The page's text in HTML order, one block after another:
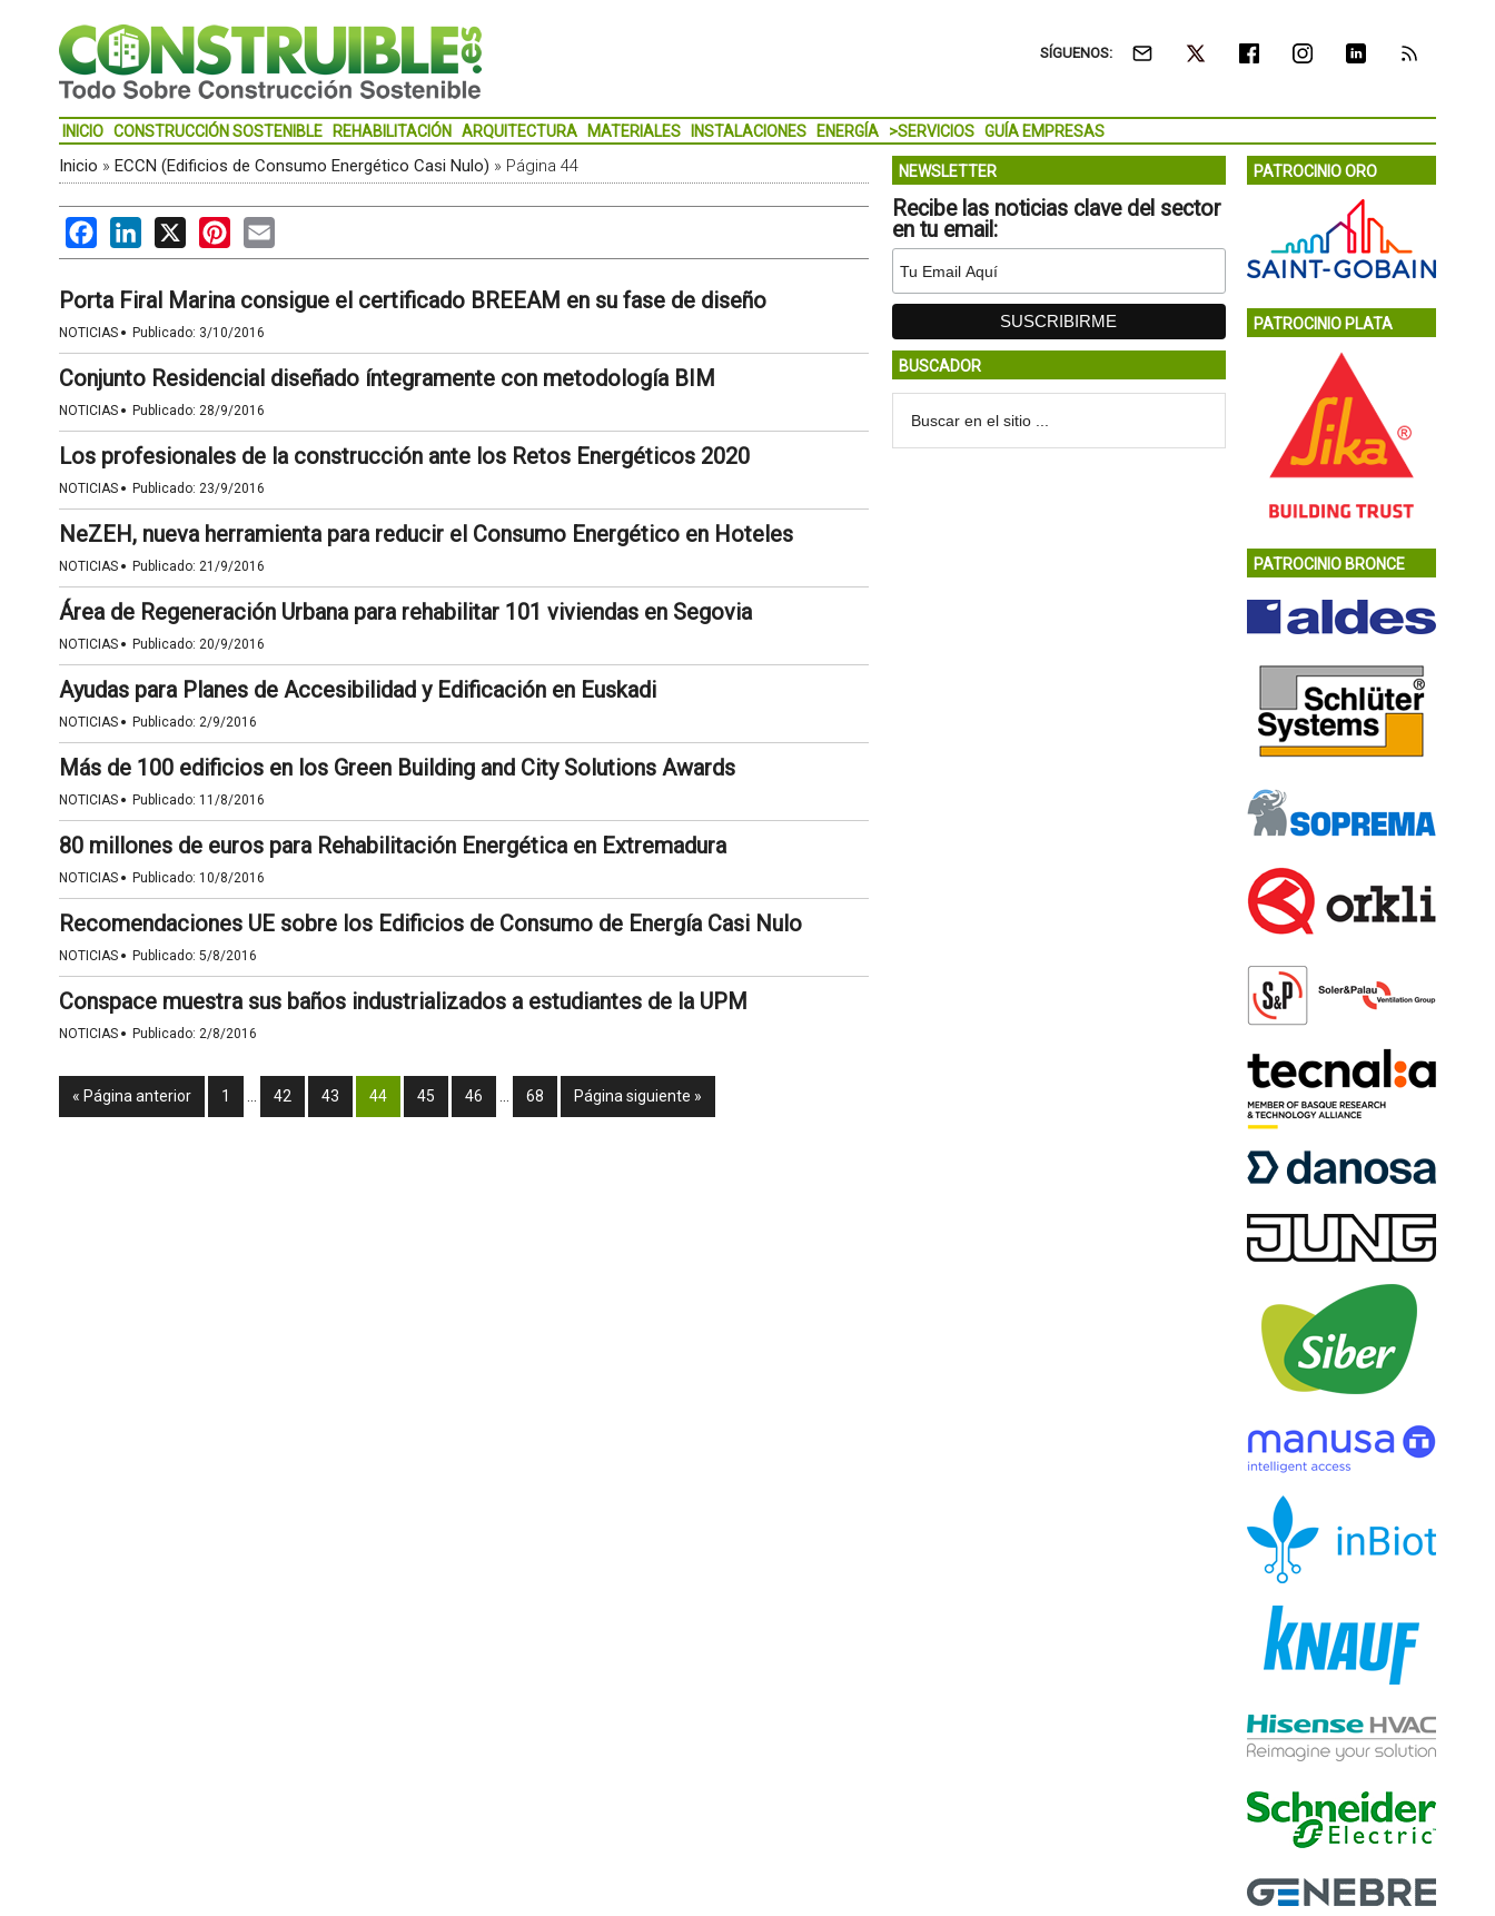
SÍGUENOS:
INICIO CONSTRUCCIÓN SOSTENIBLE REHABILITACIÓN ARQUITECTURA MATERIALES INSTALACIONES ENERGÍA >SERVICIOS GUÍA EMPRESAS
Inicio » ECCN (Edificios de Consumo Energético Casi Nulo) » Página 44
FacebookLinkedIn
X PinterestEmail
Porta Firal Marina consigue el certificado BREEAM en su fase de diseño
NOTICIAS · Publicado: 3/10/2016
Conjunto Residencial diseñado íntegramente con metodología BIM
NOTICIAS · Publicado: 28/9/2016
Los profesionales de la construcción ante los Retos Energéticos 2020
NOTICIAS · Publicado: 23/9/2016
NeZEH, nueva herramienta para reducir el Consumo Energético en Hoteles
NOTICIAS · Publicado: 21/9/2016
Área de Regeneración Urbana para rehabilitar 101 viviendas en Segovia
NOTICIAS · Publicado: 20/9/2016
Ayudas para Planes de Accesibilidad y Edificación en Euskadi
NOTICIAS · Publicado: 2/9/2016
Más de 100 edificios en los Green Building and City Solutions Awards
NOTICIAS · Publicado: 11/8/2016
80 millones de euros para Rehabilitación Energética en Extremadura
NOTICIAS · Publicado: 10/8/2016
Recomendaciones UE sobre los Edificios de Consumo de Energía Casi Nulo
NOTICIAS · Publicado: 5/8/2016
Conspace muestra sus baños industrializados a estudiantes de la UPM
NOTICIAS · Publicado: 2/8/2016
« Página anterior 1 42 43 44 45 46 68 Página siguiente »
NEWSLETTER
Recibe las noticias clave del sector
en tu email:
BUSCADOR
PATROCINIO ORO
PATROCINIO PLATA
PATROCINIO BRONCE